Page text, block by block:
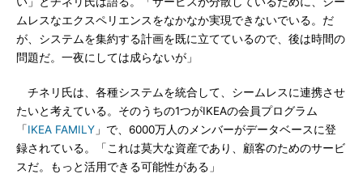
ムレスなエクスペリエンスをなかなか実現できないでいる。だ
が、システムを集約する計画を既に立てているので、後は時間の
問題だ。一夜にしては成らないが」
チネリ氏は、各種システムを統合して、シームレスに連携させ
たいと考えている。そのうちの1つがIKEAの会員プログラム
「IKEA FAMILY 」で、6000万人のメンバーがデータベースに登
録されている。「これは莫大な資産であり、顧客のためのサービ
スだ。もっと活用できる可能性がある」